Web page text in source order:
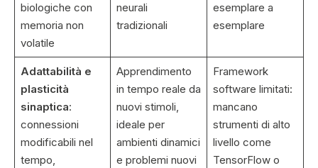
biologiche con
memoria non
volatile
neurali
tradizionali
esemplare a
esemplare
Adattabilità e
plasticità
sinaptica:
connessioni
modificabili nel
tempo,
Apprendimento
in tempo reale da
nuovi stimoli,
ideale per
ambienti dinamici
e problemi nuovi
Framework
software limitati:
mancano
strumenti di alto
livello come
TensorFlow o